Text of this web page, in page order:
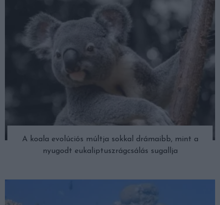
A koala evolúciós múltja sokkal drámaibb, mint a
nyugodt eukaliptuszrágcsálás sugallja